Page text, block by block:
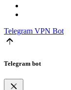
Telegram VPN Bot
Telegram bot